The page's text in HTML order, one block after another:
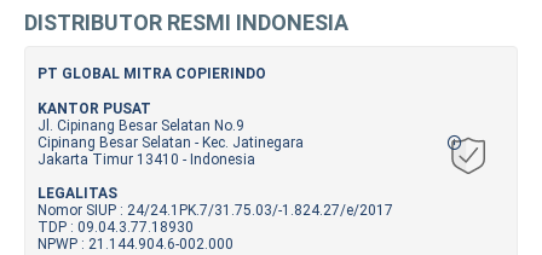
DISTRIBUTOR RESMI INDONESIA
PT GLOBAL MITRA COPIERINDO
KANTOR PUSAT
Jl. Cipinang Besar Selatan No.9
Cipinang Besar Selatan - Kec. Jatinegara
Jakarta Timur 13410 - Indonesia
LEGALITAS
Nomor SIUP : 24/24.1PK.7/31.75.03/-1.824.27/e/2017
TDP : 09.04.3.77.18930
NPWP : 21.144.904.6-002.000